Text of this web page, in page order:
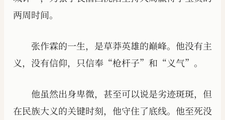
两周时间。
张作霖的一生，是草莽英雄的巅峰。他没有主
义，没有信仰，只信奉“枪杆子”和“义气”。
他虽然出身卑微，甚至可以说是劣迹斑斑，但
在民族大义的关键时刻，他守住了底线。他至死没